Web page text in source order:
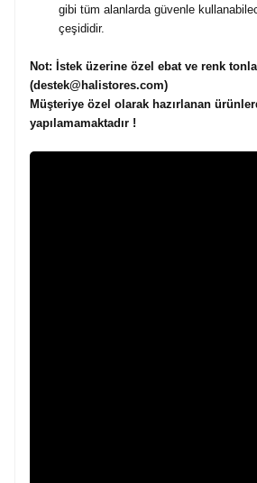
gibi tüm alanlarda güvenle
çeşididir.
Not: İstek üzerine özel ebat ve renk
(destek@halistores.com)
Müşteriye özel olarak hazırlanan
yapılamamaktadır !